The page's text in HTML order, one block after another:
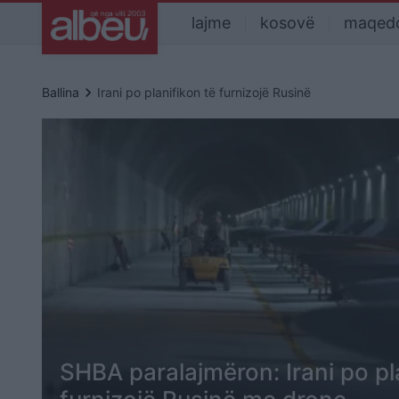
lajme kosovë
Ballina keyboard_arrow_right Irani po planifikon të furnizojë Rusinë
SHBA paralajmëron: Irani po